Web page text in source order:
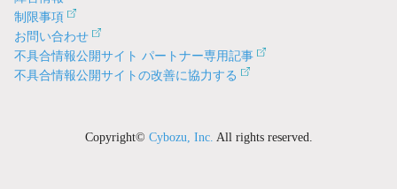
制限事項
お問い合わせ
不具合情報公開サイト パートナー専用記事
不具合情報公開サイトの改善に協力する
Copyright© Cybozu, Inc. All rights reserved.